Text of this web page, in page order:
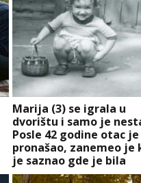
Marija (3) se igrala u
dvorištu i samo je
Posle 42 godine otac je
pronašao, zanemeo je
je saznao gde je bila